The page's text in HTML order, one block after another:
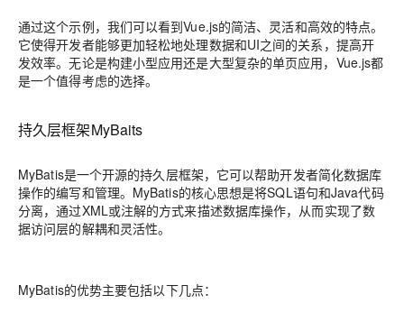
通过这个示例，我们可以看到Vue.js的简洁、灵活和高效的特点。
它使得开发者能够更加轻松地处理数据和UI之间的关系，提高开
发效率。无论是构建小型应用还是大型复杂的单页应用，Vue.js都
是一个值得考虑的选择。
持久层框架MyBaits
MyBatis是一个开源的持久层框架，它可以帮助开发者简化数据库
操作的编写和管理。MyBatis的核心思想是将SQL语句和Java代码
分离，通过XML或注解的方式来描述数据库操作，从而实现了数
据访问层的解耦和灵活性。
MyBatis的优势主要包括以下几点：